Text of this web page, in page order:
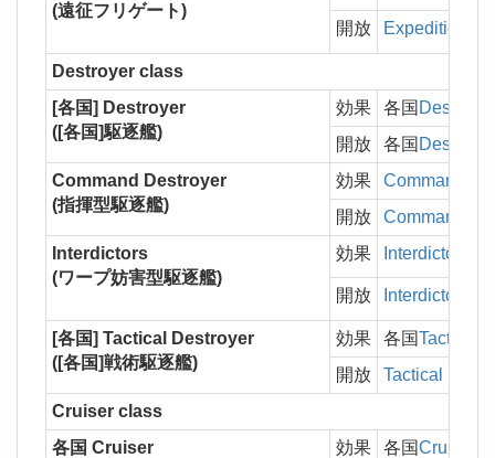
(遠征フリゲート)
開放 Expedition
Destroyer class
[各国] Destroyer
([各国]駆逐艦)
効果 各国 Destroyer
開放
各国 Destroyer
Command Destroyer
(指揮型駆逐艦)
効果
Command
開放
Command
Interdictors
(ワープ妨害型駆逐艦)
効果 Interdictors
開放 Interdictors
[各国] Tactical Destroyer
([各国]戦術駆逐艦)
効果 各国Tactical
開放
Tactical
Cruiser class
各国 Cruiser
効果 各国Cruiser